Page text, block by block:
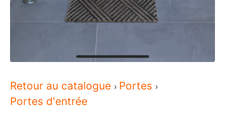
Retour au catalogue
Portes
Portes d'entrée